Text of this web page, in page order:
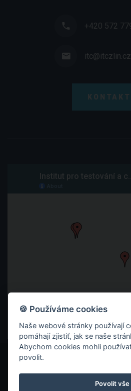
+420 572
itc@itczlin.cz
© 2026 ITC
ZÁSADY OCHRANY
🍪 Používáme cookies
Naše webové stránky používají
pomáhají zjistiť, jak se naše
Abychom cookies mohli
povolit.
Povolit vše